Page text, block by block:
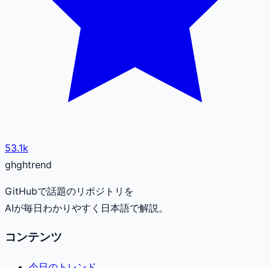
53.1k
ghghtrend
GitHubで話題のリポジトリを
AIが毎日わかりやすく日本語で解説。
コンテンツ